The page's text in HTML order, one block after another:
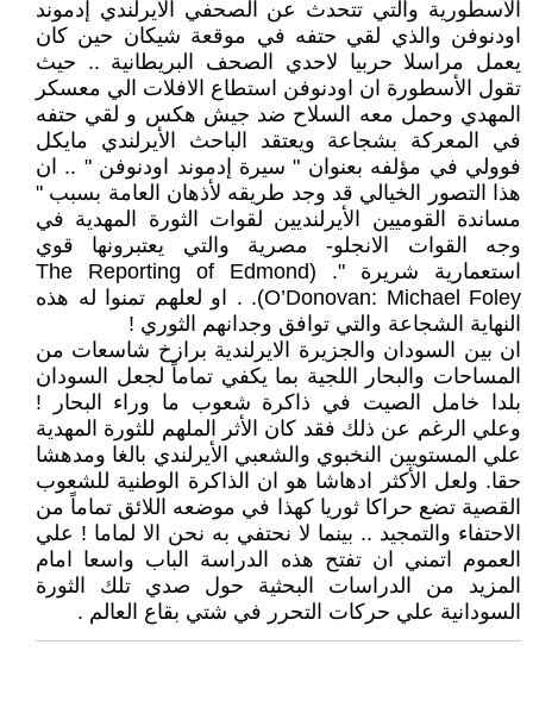
الأسطورية والتي تتحدث عن الصحفي الأيرلندي إدموند
اودنوفن والذي لقي حتفه في موقعة شيكان حين كان
يعمل مراسلا حربيا لاحدي الصحف البريطانية .. حيث
تقول الأسطورة ان اودنوفن استطاع الافلات الي معسكر
المهدي وحمل معه السلاح ضد جيش هكس و لقي حتفه
في المعركة بشجاعة ويعتقد الباحث الأيرلندي مايكل
فوولي في مؤلفه بعنوان " سيرة إدموند اودنوفن " .. ان
هذا التصور الخيالي قد وجد طريقه لأذهان العامة بسبب "
مساندة القوميين الأيرلنديين لقوات الثورة المهدية في
وجه القوات الانجلو- مصرية والتي يعتبرونها قوي
استعمارية شريرة ". (The Reporting of Edmond
O’Donovan: Michael Foley). . او لعلهم تمنوا له هذه
النهاية الشجاعة والتي توافق وجدانهم الثوري !
ان بين السودان والجزيرة الايرلندية برازخ شاسعات من
المساحات والبحار اللجية بما يكفي تماماً لجعل السودان
بلدا خامل الصيت في ذاكرة شعوب ما وراء البحار !
وعلي الرغم عن ذلك فقد كان الأثر الملهم للثورة المهدية
علي المستويين النخبوي والشعبي الأيرلندي بالغا ومدهشا
حقا. ولعل الأكثر ادهاشا هو ان الذاكرة الوطنية للشعوب
القصية تضع حراكا ثوريا كهذا في موضعه اللائق تماماً من
الاحتفاء والتمجيد .. بينما لا نحتفي به نحن الا لماما ! علي
العموم اتمني ان تفتح هذه الدراسة الباب واسعا امام
المزيد من الدراسات البحثية حول صدي تلك الثورة
السودانية علي حركات التحرر في شتي بقاع العالم .